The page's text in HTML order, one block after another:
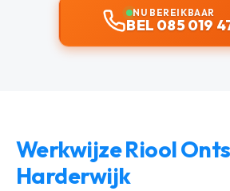
NU BEREIKBAAR
BEL 085 019
Werkwijze Riool
Harderwijk